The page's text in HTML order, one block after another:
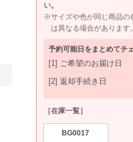
い。
※サイズや色が同じ商品の
は異なる場合があります。
予約可能日をまとめてチ
[1] ご希望のお届け日
[2] 返却手続き日
［在庫一覧］
BG0017
UNITED ARROWS green label relaxing
135cm
11件
130cm